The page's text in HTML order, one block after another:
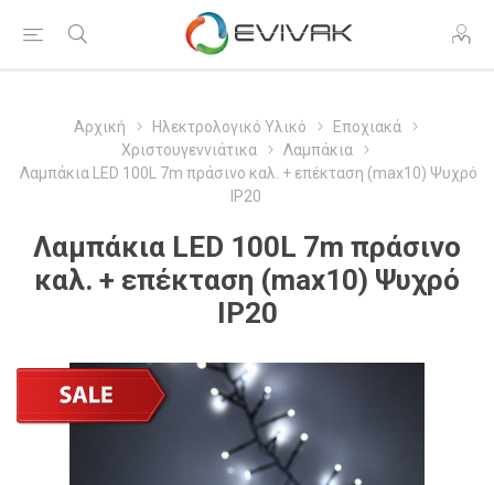
Αρχική Ηλεκτρολογικό Υλικό
Εποχιακά
Χριστουγεννιάτικα
Λαμπάκια
Λαμπάκια LED 100L 7m πράσινο καλ. + επέκταση (max10) Ψυχρό
IP20
Λαμπάκια LED 100L 7m πράσινο
καλ. + επέκταση (max10) Ψυχρό
IP20